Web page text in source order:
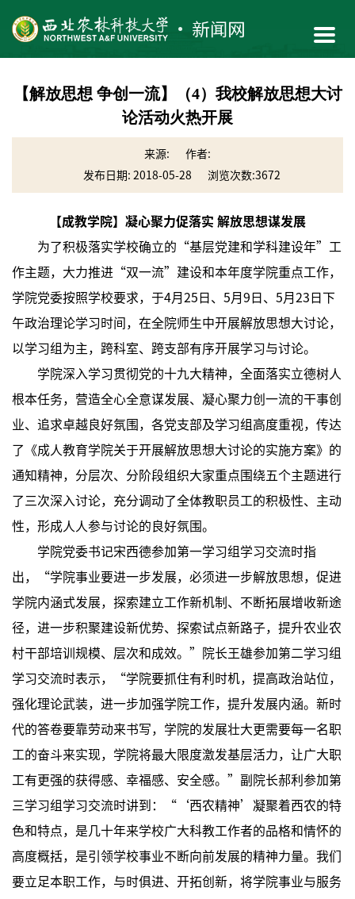
【解放思想 争创一流】（4）我校解放思想大讨
论活动火热开展
来源:
作者:
发布日期: 2018-05-28
浏览次数:3672
【成教学院】凝心聚力促落实 解放思想谋发展
为了积极落实学校确立的“基层党建和学科建设年”工
作主题，大力推进“双一流”建设和本年度学院重点工作，
学院党委按照学校要求，于4月25日、5月9日、5月23日下
午政治理论学习时间，在全院师生中开展解放思想大讨论，
以学习组为主，跨科室、跨支部有序开展学习与讨论。
学院深入学习贯彻党的十九大精神，全面落实立德树人
根本任务，营造全心全意谋发展、凝心聚力创一流的干事创
业、追求卓越良好氛围，各党支部及学习组高度重视，传达
了《成人教育学院关于开展解放思想大讨论的实施方案》的
通知精神，分层次、分阶段组织大家重点围绕五个主题进行
了三次深入讨论，充分调动了全体教职员工的积极性、主动
性，形成人人参与讨论的良好氛围。
学院党委书记宋西德参加第一学习组学习交流时指
出，“学院事业要进一步发展，必须进一步解放思想，促进
学院内涵式发展，探索建立工作新机制、不断拓展增收新途
径，进一步积聚建设新优势、探索试点新路子，提升农业农
村干部培训规模、层次和成效。”院长王雄参加第二学习组
学习交流时表示，“学院要抓住有利时机，提高政治站位，
强化理论武装，进一步加强学院工作，提升发展内涵。新时
代的答卷要靠劳动来书写，学院的发展壮大更需要每一名职
工的奋斗来实现，学院将最大限度激发基层活力，让广大职
工有更强的获得感、幸福感、安全感。”副院长郝利参加第
三学习组学习交流时讲到：“‘西农精神’凝聚着西农的特
色和特点，是几十年来学校广大科教工作者的品格和情怀的
高度概括，是引领学校事业不断向前发展的精神力量。我们
要立足本职工作，与时俱进、开拓创新，将学院事业与服务